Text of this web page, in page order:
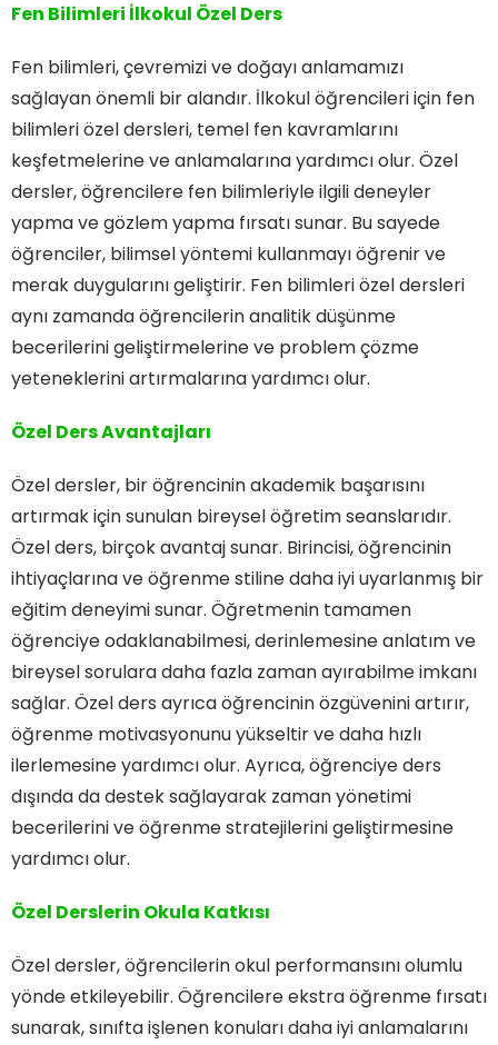
Fen Bilimleri İlkokul Özel Ders
Fen bilimleri, çevremizi ve doğayı anlamamızı
sağlayan önemli bir alandır. İlkokul öğrencileri için fen
bilimleri özel dersleri, temel fen kavramlarını
keşfetmelerine ve anlamalarına yardımcı olur. Özel
dersler, öğrencilere fen bilimleriyle ilgili deneyler
yapma ve gözlem yapma fırsatı sunar. Bu sayede
öğrenciler, bilimsel yöntemi kullanmayı öğrenir ve
merak duygularını geliştirir. Fen bilimleri özel dersleri
aynı zamanda öğrencilerin analitik düşünme
becerilerini geliştirmelerine ve problem çözme
yeteneklerini artırmalarına yardımcı olur.
Özel Ders Avantajları
Özel dersler, bir öğrencinin akademik başarısını
artırmak için sunulan bireysel öğretim seanslarıdır.
Özel ders, birçok avantaj sunar. Birincisi, öğrencinin
ihtiyaçlarına ve öğrenme stiline daha iyi uyarlanmış bir
eğitim deneyimi sunar. Öğretmenin tamamen
öğrenciye odaklanabilmesi, derinlemesine anlatım ve
bireysel sorulara daha fazla zaman ayırabilme imkanı
sağlar. Özel ders ayrıca öğrencinin özgüvenini artırır,
öğrenme motivasyonunu yükseltir ve daha hızlı
ilerlemesine yardımcı olur. Ayrıca, öğrenciye ders
dışında da destek sağlayarak zaman yönetimi
becerilerini ve öğrenme stratejilerini geliştirmesine
yardımcı olur.
Özel Derslerin Okula Katkısı
Özel dersler, öğrencilerin okul performansını olumlu
yönde etkileyebilir. Öğrencilere ekstra öğrenme fırsatı
sunarak, sınıfta işlenen konuları daha iyi anlamalarını